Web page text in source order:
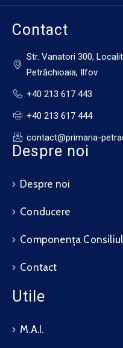
Contact
Str. Vanatori 300,
Petrăchioaia, Ilfov
+40 213 617 443
+40 213 617 444
contact@primaria-
Despre noi
Despre noi
Conducere
Componența
Contact
Utile
M.A.I.